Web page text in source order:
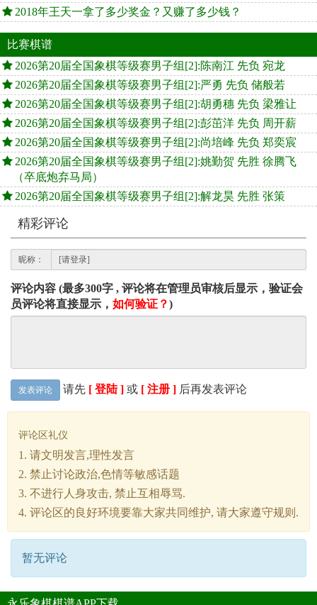
2018年王天一拿了多少奖金？又赚了多少钱？
比赛棋谱
2026第20届全国象棋等级赛男子组[2]:陈南江 先负 宛龙
2026第20届全国象棋等级赛男子组[2]:严勇 先负 储般若
2026第20届全国象棋等级赛男子组[2]:胡勇穗 先负 梁雅让
2026第20届全国象棋等级赛男子组[2]:彭茁洋 先负 周开薪
2026第20届全国象棋等级赛男子组[2]:尚培峰 先负 郑奕宸
2026第20届全国象棋等级赛男子组[2]:姚勤贺 先胜 徐腾飞
（卒底炮弃马局）
2026第20届全国象棋等级赛男子组[2]:解龙昊 先胜 张策
精彩评论
昵称：
评论内容 (最多300字 , 评论将在管理员审核后显示，验证会
员评论将直接显示， 如何验证？)
发表评论 请先 [ 登陆 ] 或 [ 注册 ] 后再发表评论
评论区礼仪
1. 请文明发言,理性发言
2. 禁止讨论政治,色情等敏感话题
3. 不进行人身攻击, 禁止互相辱骂.
4. 评论区的良好环境要靠大家共同维护, 请大家遵守规则.
暂无评论